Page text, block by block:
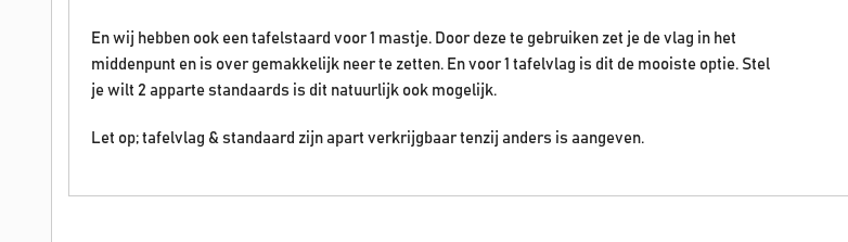
En wij hebben ook een tafelstaard voor 1 mastje. Door deze te gebruiken zet je de vlag in het
middenpunt en is over gemakkelijk neer te zetten. En voor 1 tafelvlag is dit de mooiste optie. Stel
je wilt 2 apparte standaards is dit natuurlijk ook mogelijk.
Let op; tafelvlag & standaard zijn apart verkrijgbaar tenzij anders is aangeven.